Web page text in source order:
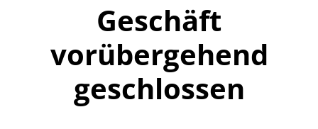
Geschäft
vorübergehend
geschlossen